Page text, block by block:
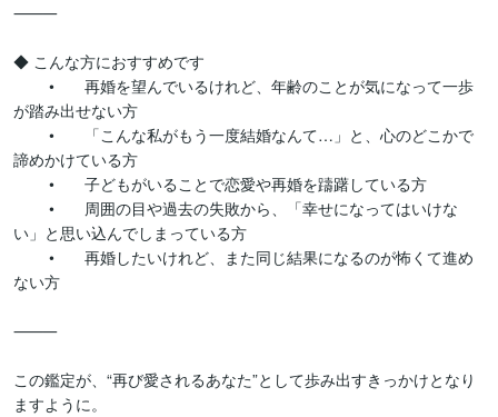
⸻
◆ こんな方におすすめです
が踏み出せない方
諦めかけている方
い」と思い込んでしまっている方
ない方
⸻
この鑑定が、“再び愛されるあなた”として歩み出すきっかけとなり
ますように。